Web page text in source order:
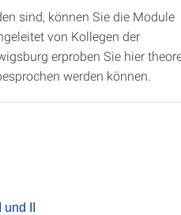
sind, können Sie die Module
von Kollegen der
erproben Sie hier
werden können.
II